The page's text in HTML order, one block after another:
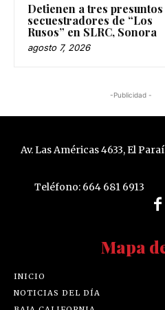
Detienen a tres presuntos
secuestradores de “Los
Rusos” en SLRC, Sonora
agosto 7, 2026
-Publicidad -
Av. Las Américas 4633, El
Teléfono: 664 681 6913
Mapa
INICIO
NOTICIAS DEL DÍA